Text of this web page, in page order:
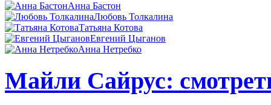
Анна Бастон
Любовь Толкалина
Татьяна Котова
Евгений Цыганов
Анна Нетребко
Майли Сайрус: